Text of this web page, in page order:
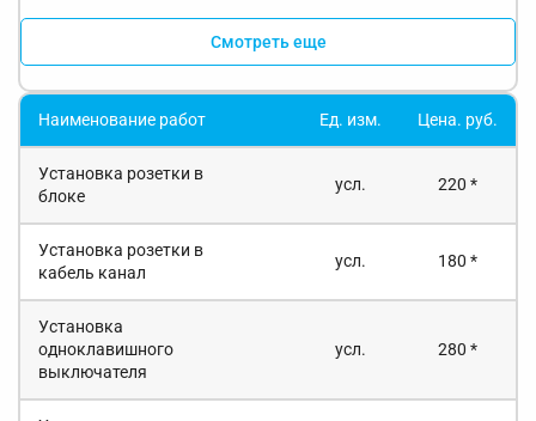
Смотреть еще
Наименование работ Ед. изм. Цена. руб.
Установка розетки в
блоке
усл. 220 *
Установка розетки в
кабель канал
усл. 180 *
Установка
одноклавишного
выключателя
усл. 280 *